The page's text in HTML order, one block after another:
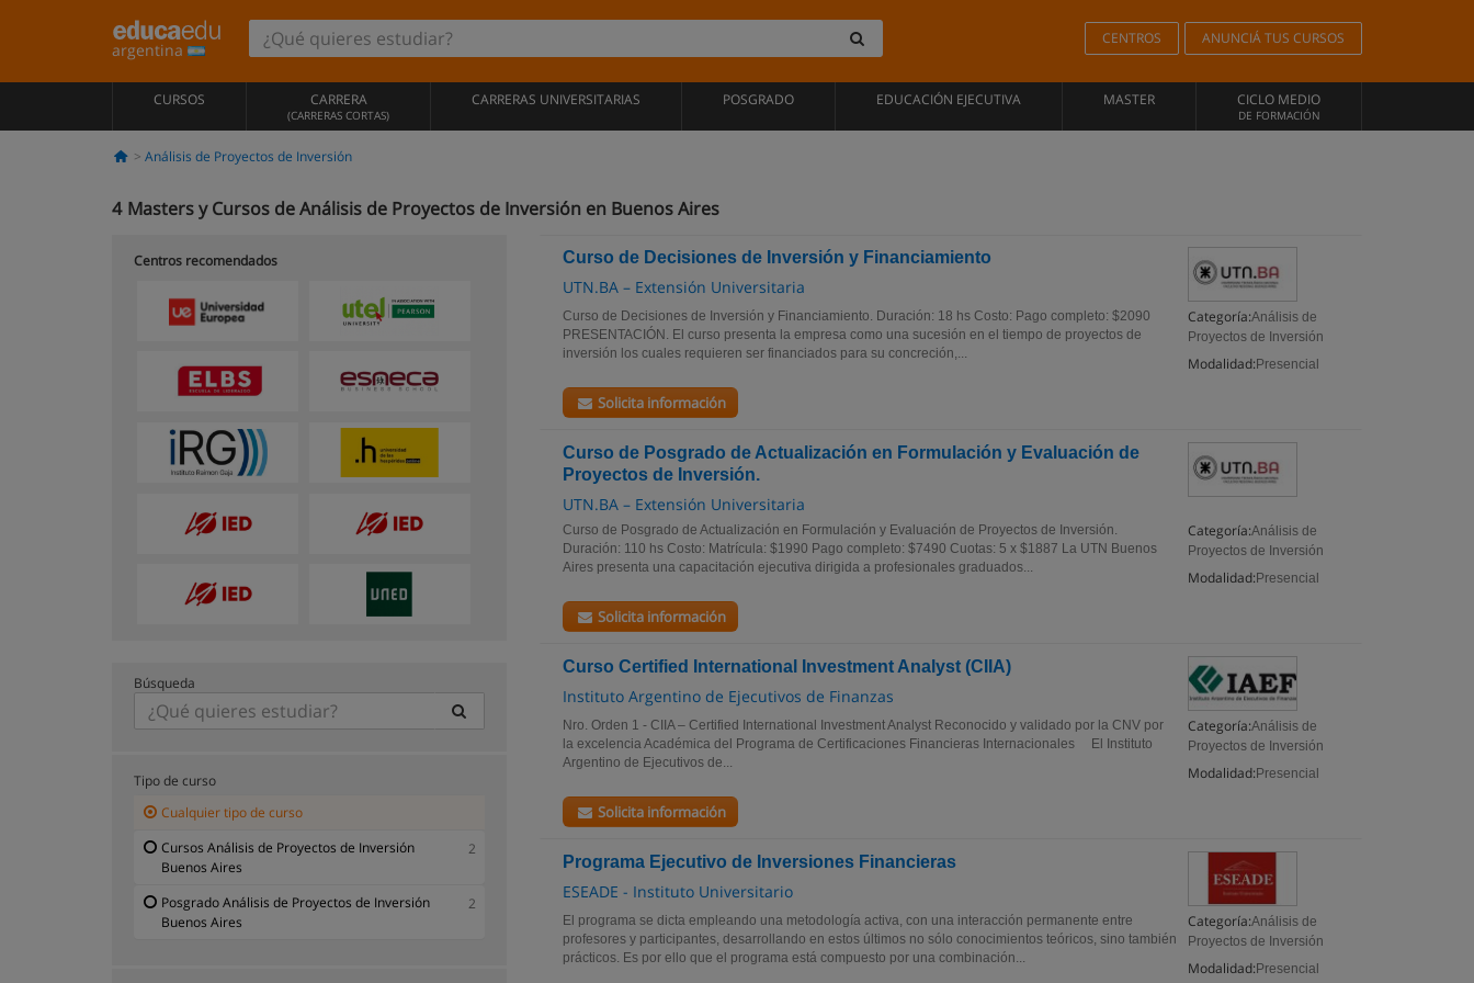
argentina
CENTROS ANUNCIÁ TUS CURSOS
CURSOS CARRERA
(CARRERAS CORTAS)
CARRERAS UNIVERSITARIAS POSGRADO EDUCACIÓN EJECUTIVA MASTER CICLO MEDIO
DE FORMACIÓN
Análisis de Proyectos de Inversión
4 Masters y Cursos de Análisis de Proyectos de Inversión en Buenos Aires
Curso de Decisiones de Inversión y Financiamiento
UTN.BA – Extensión Universitaria
Categoría:Análisis de
Proyectos de Inversión
Modalidad: Presencial
Curso de Decisiones de Inversión y Financiamiento. Duración: 18 hs Costo: Pago completo: $2090
PRESENTACIÓN. El curso presenta la empresa como una sucesión en el tiempo de proyectos de
inversión los cuales requieren ser financiados para su concreción,...
Solicita información
Curso de Posgrado de Actualización en Formulación y Evaluación de
Proyectos de Inversión.
UTN.BA – Extensión Universitaria
Categoría:Análisis de
Proyectos de Inversión
Modalidad: Presencial
Curso de Posgrado de Actualización en Formulación y Evaluación de Proyectos de Inversión.
Duración: 110 hs Costo: Matrícula: $1990 Pago completo: $7490 Cuotas: 5 x $1887 La UTN Buenos
Aires presenta una capacitación ejecutiva dirigida a profesionales graduados...
Solicita información
Curso Certified International Investment Analyst (CIIA)
Instituto Argentino de Ejecutivos de Finanzas
Categoría:Análisis de
Proyectos de Inversión
Modalidad: Presencial
Nro. Orden 1 - CIIA – Certified International Investment Analyst Reconocido y validado por la CNV por
la excelencia Académica del Programa de Certificaciones Financieras Internacionales El Instituto
Argentino de Ejecutivos de...
Solicita información
Programa Ejecutivo de Inversiones Financieras
ESEADE - Instituto Universitario
Categoría:Análisis de
Proyectos de Inversión
Modalidad: Presencial
El programa se dicta empleando una metodología activa, con una interacción permanente entre
profesores y participantes, desarrollando en estos últimos no sólo conocimientos teóricos, sino también
prácticos. Es por ello que el programa está compuesto por una combinación...
Centros recomendados
Búsqueda
Tipo de curso
Cualquier tipo de curso
Cursos Análisis de Proyectos de Inversión
Buenos Aires
2
Posgrado Análisis de Proyectos de Inversión
Buenos Aires
2